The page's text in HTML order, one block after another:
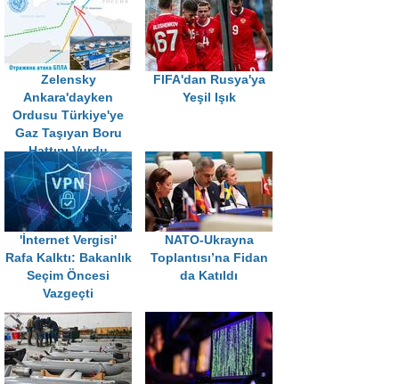
Zelensky
Ankara'dayken
Ordusu Türkiye'ye
Gaz Taşıyan Boru
Hattını Vurdu
FIFA'dan Rusya'ya
Yeşil Işık
'İnternet Vergisi'
Rafa Kalktı: Bakanlık
Seçim Öncesi
Vazgeçti
NATO-Ukrayna
Toplantısı’na Fidan
da Katıldı